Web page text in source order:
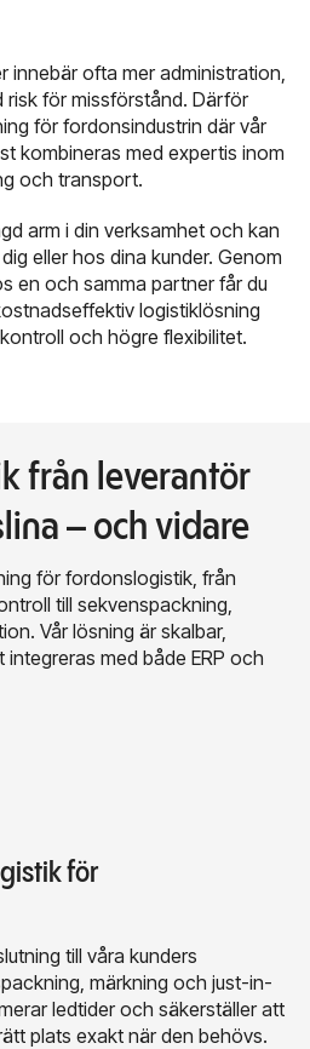
innebär ofta mer administration,
för missförstånd. Därför
för fordonsindustrin där vår
kombineras med expertis inom
och transport.
arm i din verksamhet och kan
eller hos dina kunder. Genom
en och samma partner får du
logistiklösning
och högre flexibilitet.
från leverantör
– och vidare
för fordonslogistik, från
till sekvenspackning,
Vår lösning är skalbar,
med både ERP och
för
till våra kunders
märkning och just-in-
ledtider och säkerställer att
plats exakt när den behövs.